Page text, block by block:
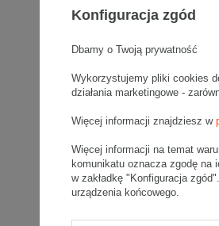
Konfiguracja zgód
Dbamy o Twoją prywatność
Wykorzystujemy pliki cookies
działania marketingowe -
Więcej informacji znajdziesz w
Więcej informacji na temat
komunikatu oznacza zgodę na
w zakładkę "Konfiguracja
urządzenia końcowego.